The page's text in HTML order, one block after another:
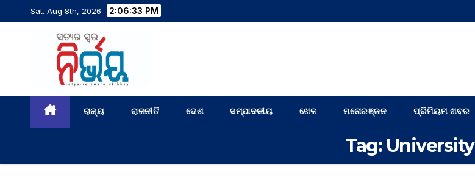
Sat. Aug 8th, 2026 2:06:34 PM
ରାଜ୍ୟ ରାଜନୀତି ଦେଶ ସମ୍ପାଦକୀୟ ଖେଳ ମନୋରଞ୍ଜନ ପ୍ରିମିୟମ ଖବର
Tag: University